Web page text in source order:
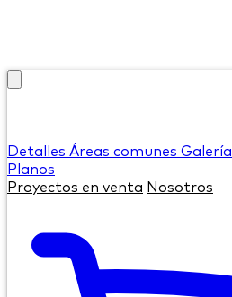
Detalles Áreas comunes Galería
Planos
Proyectos en venta Nosotros